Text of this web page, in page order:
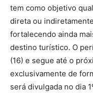
tem como objetivo
direta ou
fortalecendo ainda
destino turístico. O
(16) e segue até o
exclusivamente de
será divulgada no dia